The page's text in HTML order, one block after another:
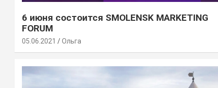
6 июня состоится SMOLENSK MARKETING
FORUM
05.06.2021 Ольга